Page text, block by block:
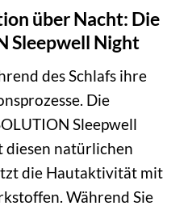
über Nacht: Die
Sleepwell Night
des Schlafs ihre
Die
Sleepwell
diesen natürlichen
die Hautaktivität mit
Während Sie